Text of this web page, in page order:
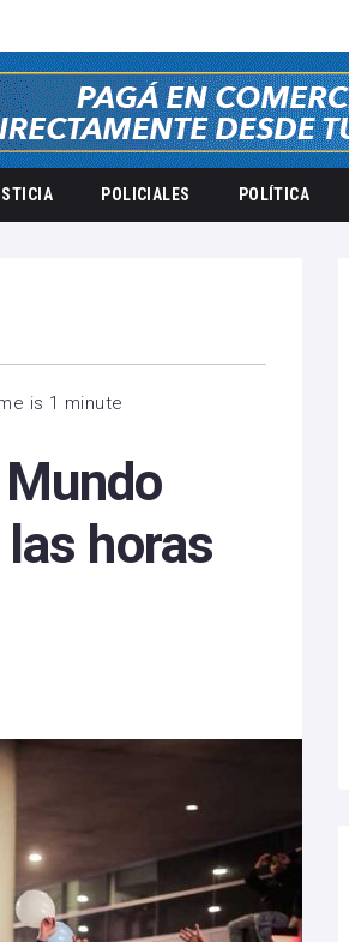
POLICIALES POLÍTICA
is 1 minute
horas